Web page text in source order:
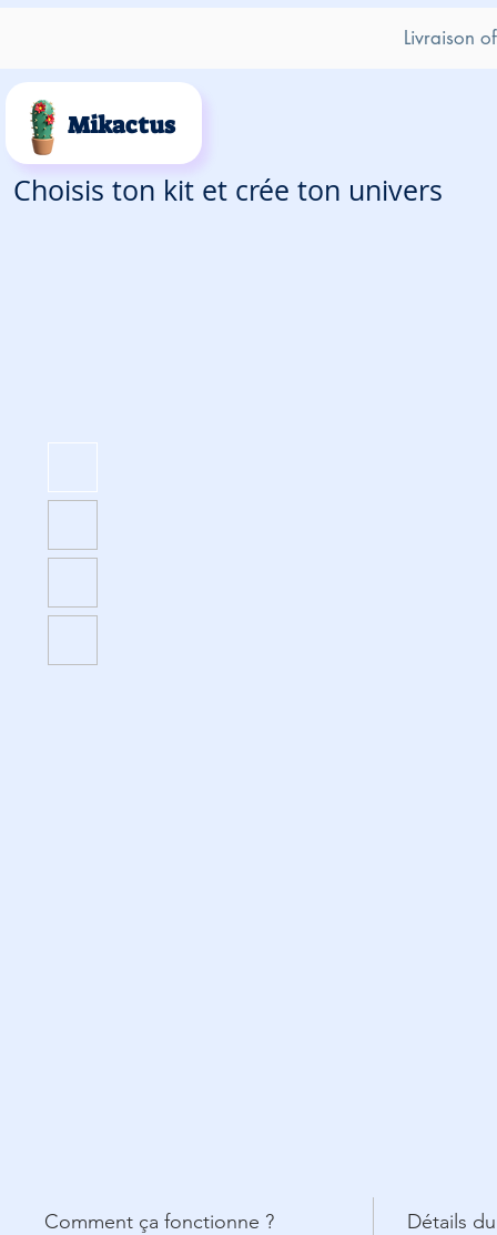
Livraison
Mikactus
Choisis ton kit et crée ton univers
Comment ça fonctionne ? Détails